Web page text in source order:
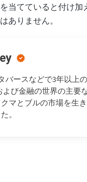
当てていると付け加
ありません。
バースなどで3年以上
び金融の世界の主要
マとブルの市場を生
。